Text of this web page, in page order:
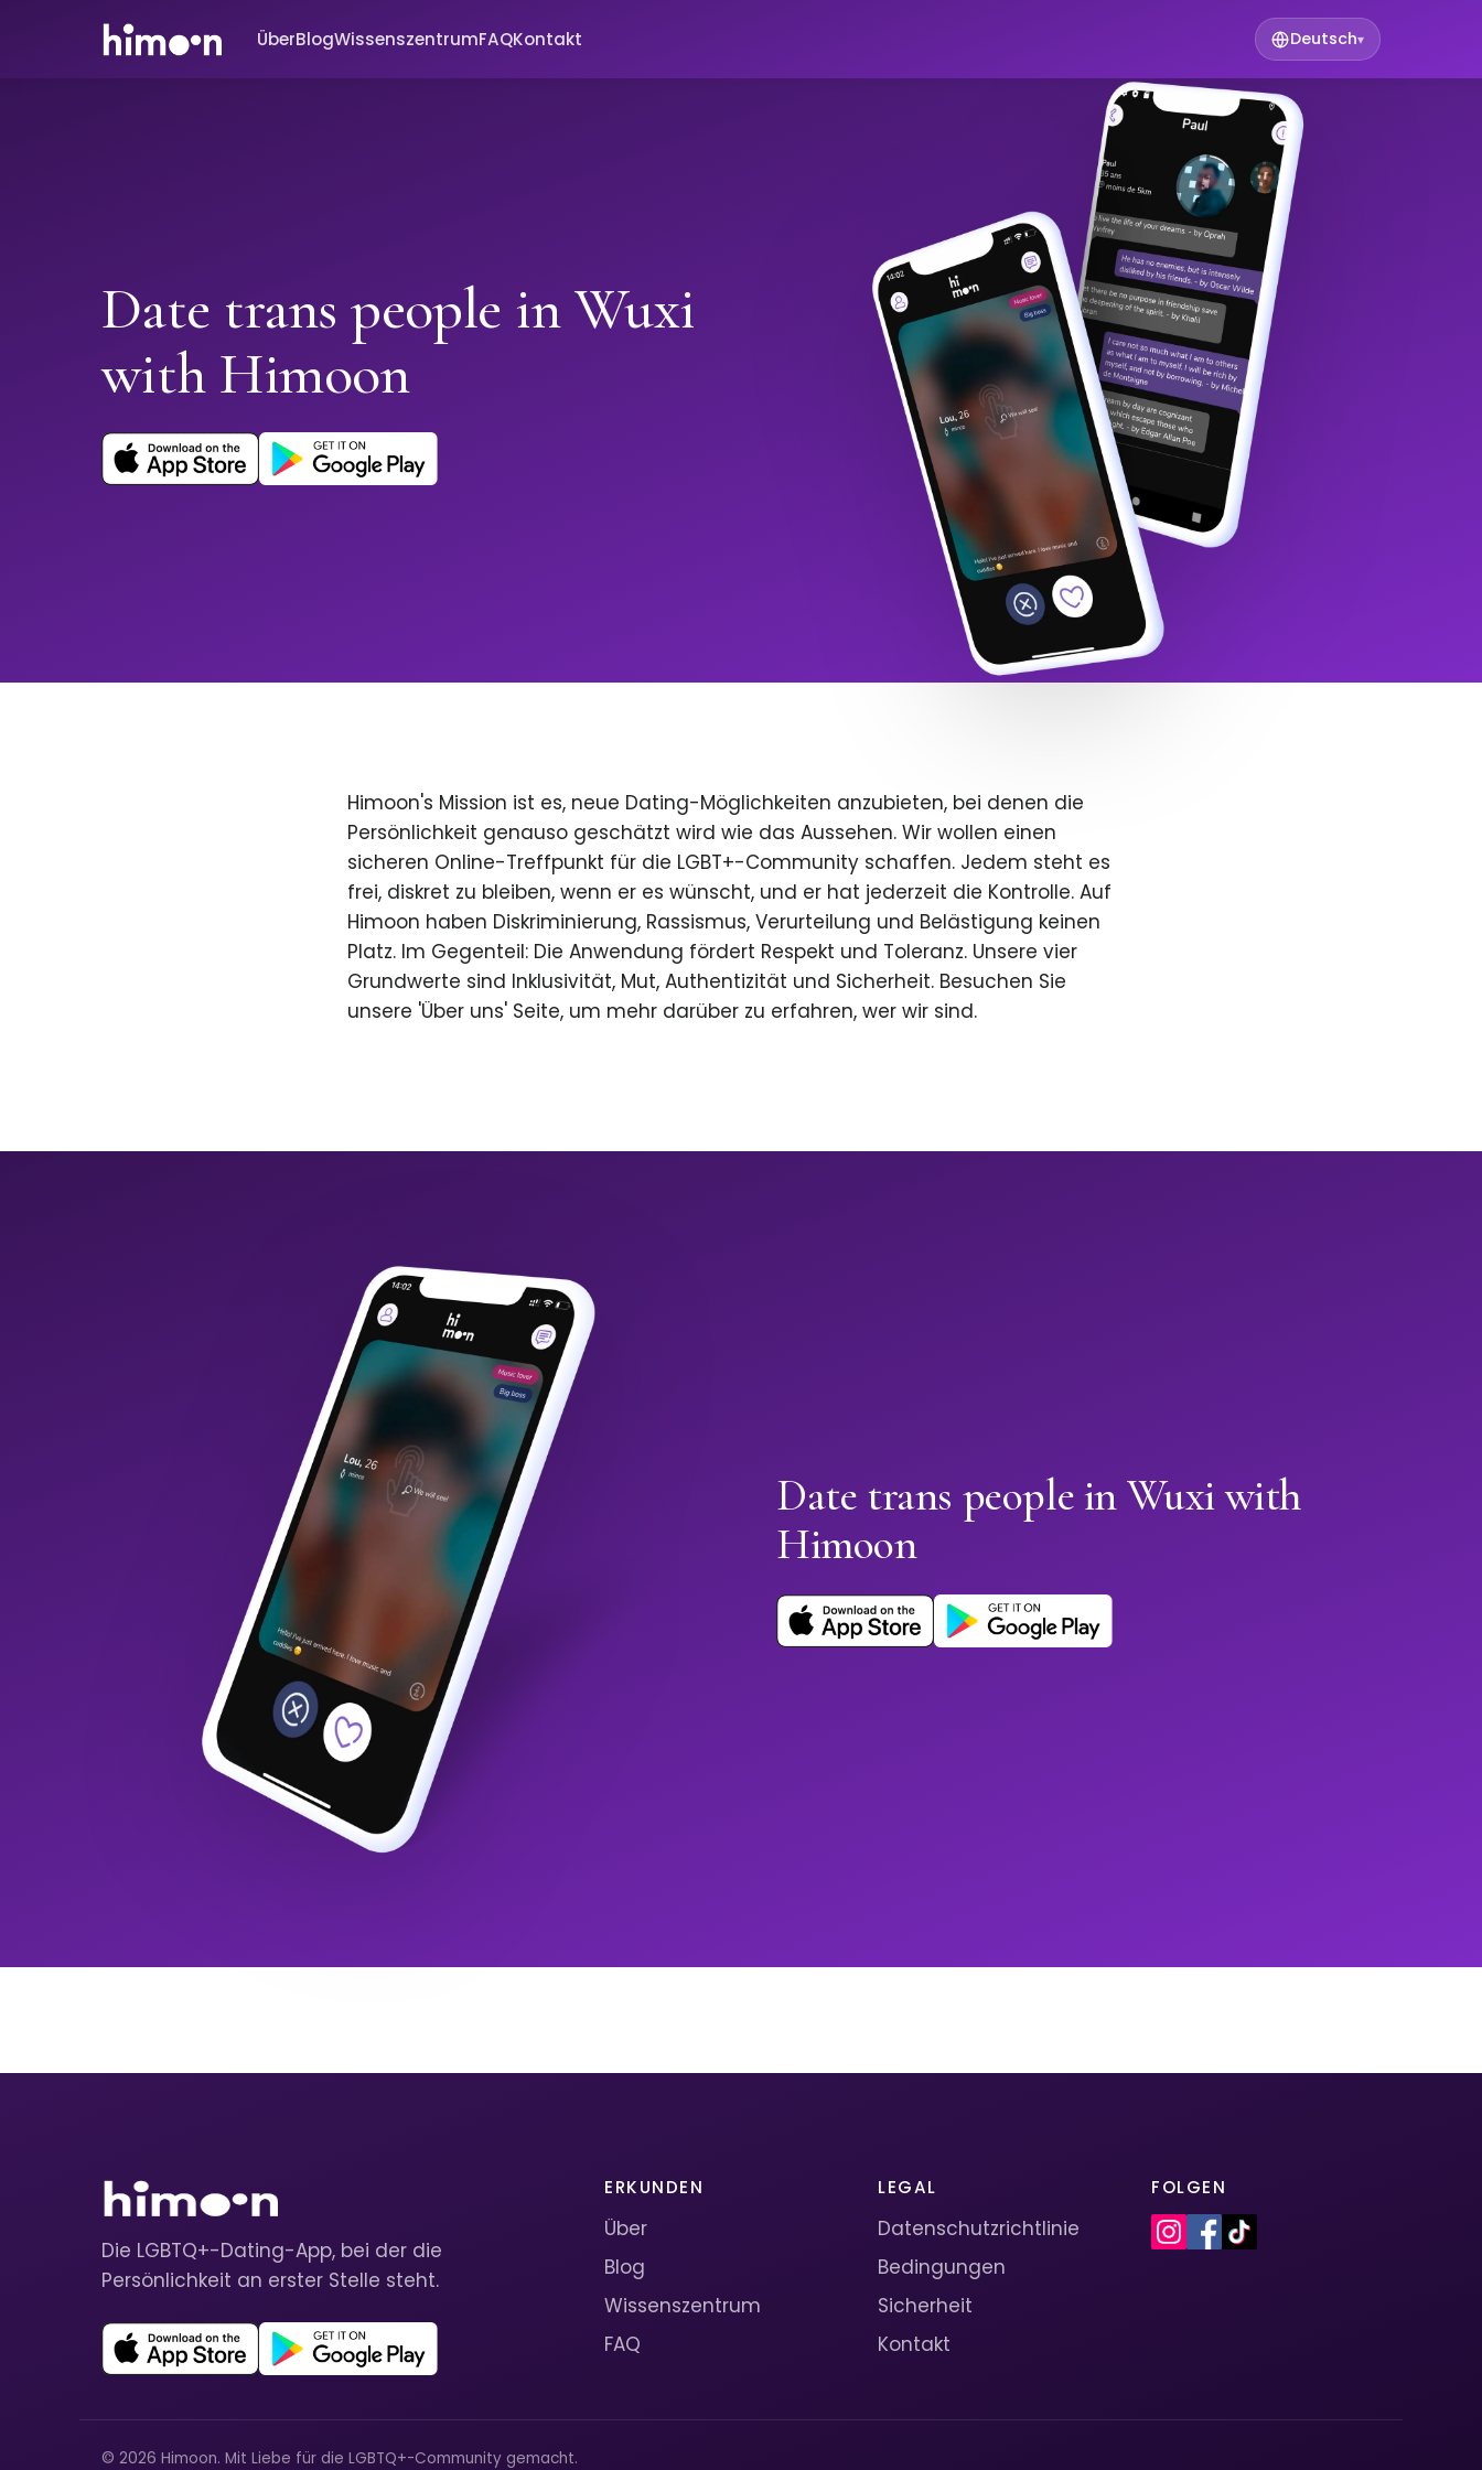
ÜberBlogWissenszentrumFAQKontakt Deutsch▾
Date trans people in Wuxi
with Himoon
Himoon's Mission ist es, neue Dating-Möglichkeiten anzubieten, bei denen die
Persönlichkeit genauso geschätzt wird wie das Aussehen. Wir wollen einen
sicheren Online-Treffpunkt für die LGBT+-Community schaffen. Jedem steht es
frei, diskret zu bleiben, wenn er es wünscht, und er hat jederzeit die Kontrolle. Auf
Himoon haben Diskriminierung, Rassismus, Verurteilung und Belästigung keinen
Platz. Im Gegenteil: Die Anwendung fördert Respekt und Toleranz. Unsere vier
Grundwerte sind Inklusivität, Mut, Authentizität und Sicherheit. Besuchen Sie
unsere 'Über uns' Seite, um mehr darüber zu erfahren, wer wir sind.
Date trans people in Wuxi with
Himoon
Die LGBTQ+-Dating-App, bei der die
Persönlichkeit an erster Stelle steht.
ERKUNDEN
Über
Blog
Wissenszentrum
FAQ
LEGAL
Datenschutzrichtlinie
Bedingungen
Sicherheit
Kontakt
FOLGEN
© 2026 Himoon. Mit Liebe für die LGBTQ+-Community gemacht.